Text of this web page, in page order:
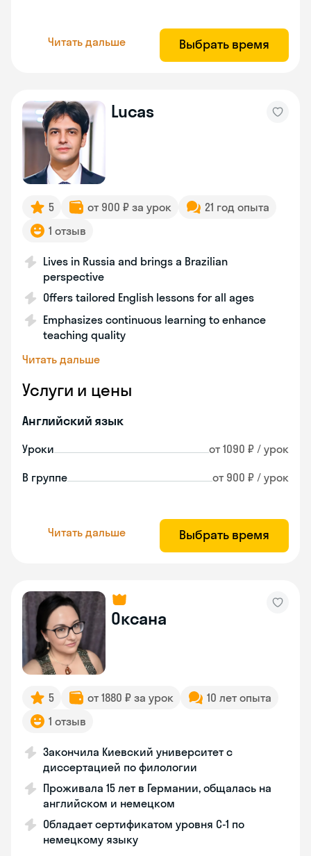
Читать дальше Выбрать время
Lucas
5 от 900 ₽ за урок
21 год опыта
1 отзыв
Lives in Russia and brings a Brazilian
perspective
Offers tailored English lessons for all ages
Emphasizes continuous learning to enhance
teaching quality
Читать дальше
Услуги и цены
Английский язык
Уроки от 1090 ₽ / урок
В группе от 900 ₽ / урок
Читать дальше Выбрать время
Оксана
5 от 1880 ₽ за урок
10 лет опыта
1 отзыв
Закончила Киевский университет с
диссертацией по филологии
Проживала 15 лет в Германии, общалась на
английском и немецком
Обладает сертификатом уровня C-1 по
немецкому языку